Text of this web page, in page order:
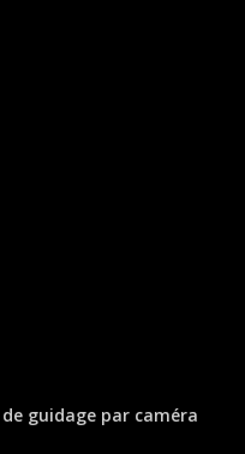
guidage par caméra